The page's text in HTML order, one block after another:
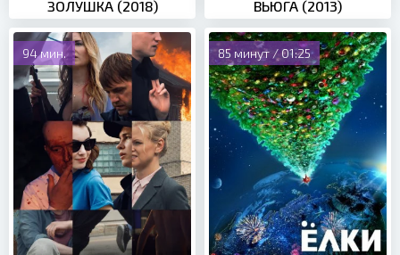
ЗОЛУШКА (2018) ВЬЮГА (2013)
94 мин. 85 минут / 01:25